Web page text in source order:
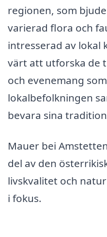
regionen, som
varierad flora och
intresserad av lokal
värt att utforska de
och evenemang
lokalbefolkningen
bevara sina
Mauer bei
del av den
livskvalitet och
i fokus.